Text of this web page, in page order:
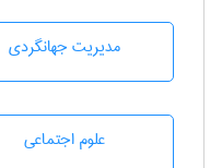
مديريت جهانگردی
علوم اجتماعی